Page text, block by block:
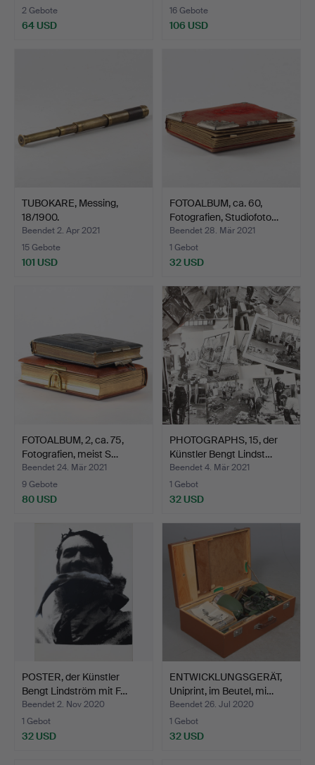
2 Gebote
64 USD
16 Gebote
106 USD
TUBOKARE, Messing,
18/1900.
Beendet 2. Apr 2021
15 Gebote
101 USD
FOTOALBUM, ca. 60,
Fotografien, Studiofoto…
Beendet 28. Mär 2021
1 Gebot
32 USD
FOTOALBUM, 2, ca. 75,
Fotografien, meist S…
Beendet 24. Mär 2021
9 Gebote
80 USD
PHOTOGRAPHS, 15, der
Künstler Bengt Lindst…
Beendet 4. Mär 2021
1 Gebot
32 USD
POSTER, der Künstler
Bengt Lindström mit F…
Beendet 2. Nov 2020
1 Gebot
32 USD
ENTWICKLUNGSGERÄT,
Uniprint, im Beutel, mi…
Beendet 26. Jul 2020
1 Gebot
32 USD